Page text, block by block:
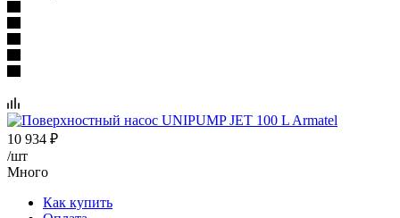
10 934 ₽
/шт
Много
Как купить